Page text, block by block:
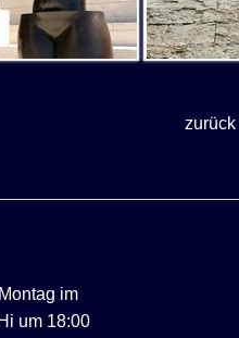
im
um 18:00